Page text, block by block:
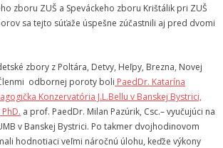
odbor
zboru ZUŠ a Speváckeho zboru Krištálik pri ZUŠ
sa tejto súťaže úspešne zúčastnili aj pred dvomi
zbory z Poltára, Detvy, Heľpy, Brezna, Novej
odbornej poroty boli PaedDr. Katarína
Konzervatória J.L.Bellu v Banskej Bystrici,
a prof. PaedDr. Milan Pazúrik, Csc.– vyučujúci na
v Banskej Bystrici. Po takmer dvojhodinovom
hodnotiaci veľmi náročnú úlohu, keďže výkony